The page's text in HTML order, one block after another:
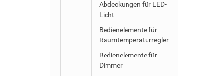
Abdeckungen für LED-
Licht
Bedienelemente für
Raumtemperaturregler
Bedienelemente für
Dimmer